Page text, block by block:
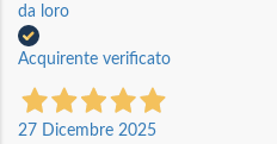
da loro
Acquirente verificato
27 Dicembre 2025